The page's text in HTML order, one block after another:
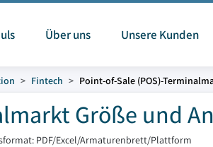
Über uns Unsere Kunden
Fintech Point-of-Sale (POS)-
Größe und
PDF/Excel/Armaturenbrett/Plattform